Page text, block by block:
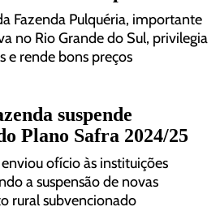
Fazenda Pulquéria, importante
no Rio Grande do Sul, privilegia
e rende bons preços
suspende
Plano Safra 2024/25
ofício às instituições
a suspensão de novas
rural subvencionado